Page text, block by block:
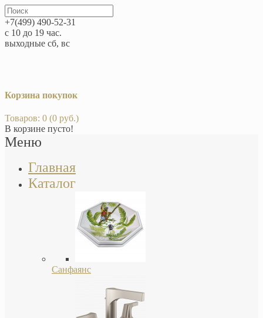
+7(499) 490-52-31
с 10 до 19 час.
выходные сб, вс
Корзина покупок
Товаров: 0 (0 руб.)
В корзине пусто!
Меню
Главная
Каталог
Санфаянс